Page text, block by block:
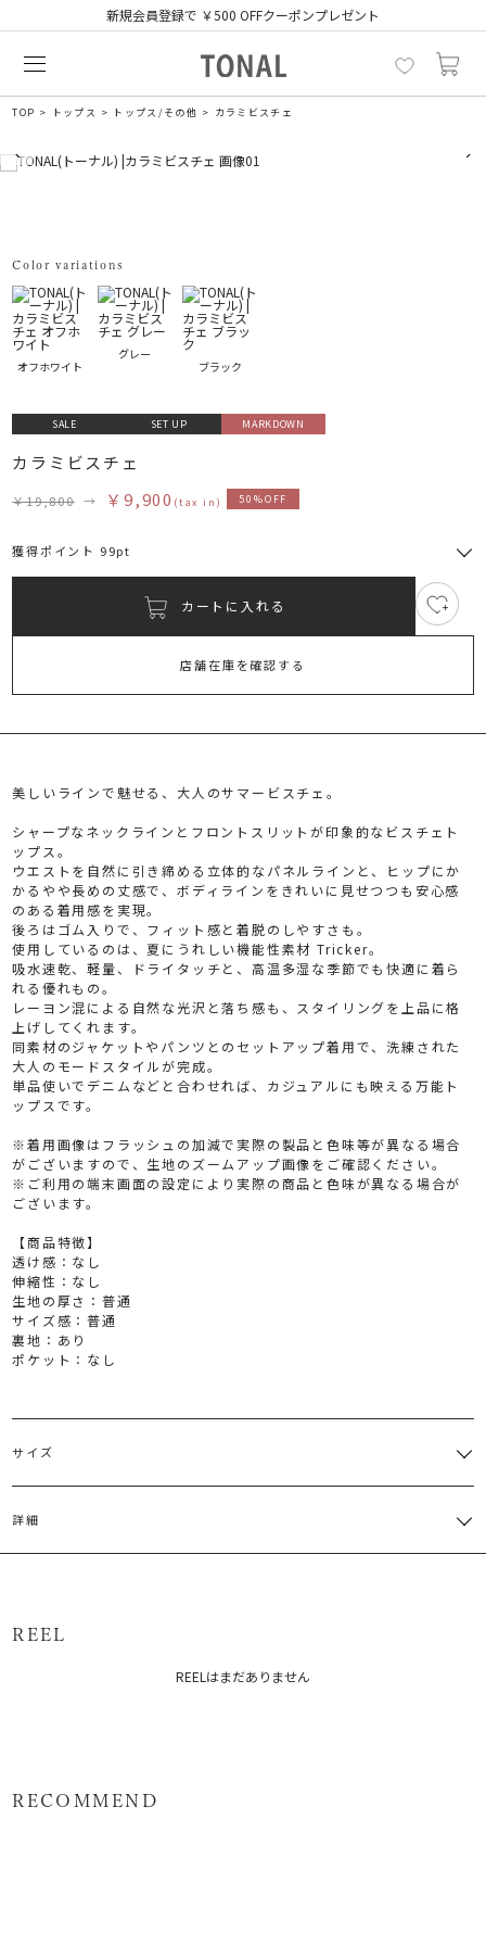
新規会員登録で ￥500 OFFクーポンプレゼント
TOP トップス トップス/その他 カラミビスチェ
Color variations
オフホワイト
グレー
ブラック
SALE SET UP MARKDOWN
カラミビスチェ
￥19,800 → ￥9,900 (tax in) 50%OFF
獲得ポイント 99pt
ポイント
旧 MS PASSPORTポイント
カートに入れる
店舗在庫を確認する
美しいラインで魅せる、大人のサマービスチェ。
シャープなネックラインとフロントスリットが印象的なビスチェト
ップス。
ウエストを自然に引き締める立体的なパネルラインと、ヒップにか
かるやや長めの丈感で、ボディラインをきれいに見せつつも安心感
のある着用感を実現。
後ろはゴム入りで、フィット感と着脱のしやすさも。
使用しているのは、夏にうれしい機能性素材 Tricker。
吸水速乾、軽量、ドライタッチと、高温多湿な季節でも快適に着ら
れる優れもの。
レーヨン混による自然な光沢と落ち感も、スタイリングを上品に格
上げしてくれます。
同素材のジャケットやパンツとのセットアップ着用で、洗練された
大人のモードスタイルが完成。
単品使いでデニムなどと合わせれば、カジュアルにも映える万能ト
ップスです。
※着用画像はフラッシュの加減で実際の製品と色味等が異なる場合
がございますので、生地のズームアップ画像をご確認ください。
※ご利用の端末画面の設定により実際の商品と色味が異なる場合が
ございます。
【商品特徴】
透け感：なし
伸縮性：なし
生地の厚さ：普通
サイズ感：普通
裏地：あり
ポケット：なし
サイズ
詳細
メーカー品番：6525401002
トップス/その他
REEL
REELはまだありません
RECOMMEND